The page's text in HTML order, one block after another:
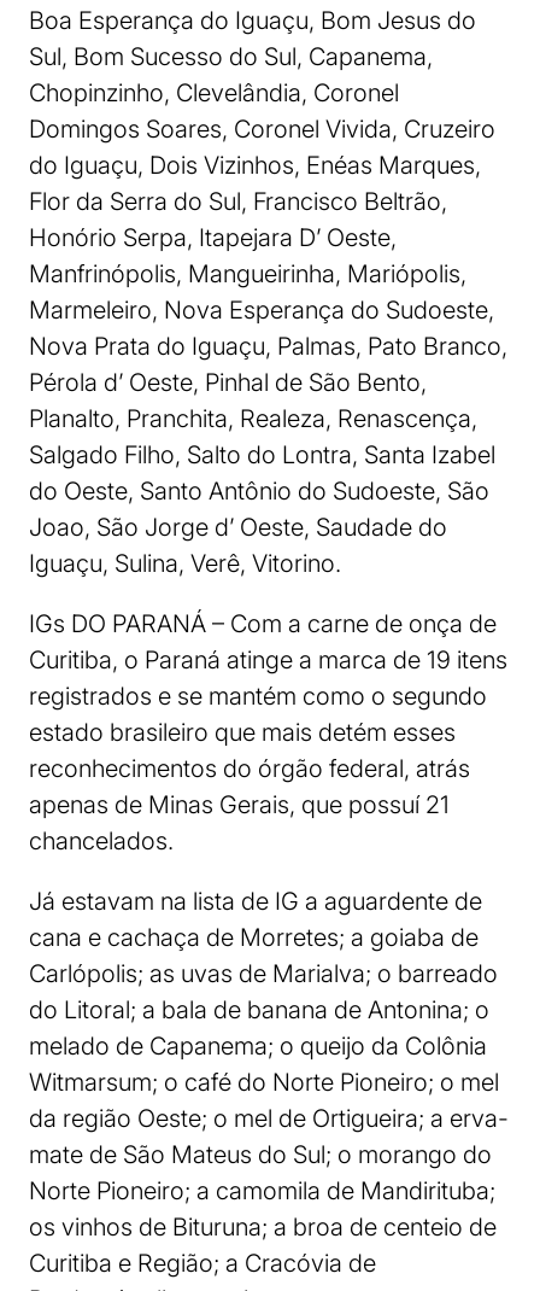
Boa Esperança do Iguaçu, Bom Jesus do
Sul, Bom Sucesso do Sul, Capanema,
Chopinzinho, Clevelândia, Coronel
Domingos Soares, Coronel Vivida, Cruzeiro
do Iguaçu, Dois Vizinhos, Enéas Marques,
Flor da Serra do Sul, Francisco Beltrão,
Honório Serpa, Itapejara D’ Oeste,
Manfrinópolis, Mangueirinha, Mariópolis,
Marmeleiro, Nova Esperança do Sudoeste,
Nova Prata do Iguaçu, Palmas, Pato Branco,
Pérola d’ Oeste, Pinhal de São Bento,
Planalto, Pranchita, Realeza, Renascença,
Salgado Filho, Salto do Lontra, Santa Izabel
do Oeste, Santo Antônio do Sudoeste, São
Joao, São Jorge d’ Oeste, Saudade do
Iguaçu, Sulina, Verê, Vitorino.
IGs DO PARANÁ – Com a carne de onça de
Curitiba, o Paraná atinge a marca de 19 itens
registrados e se mantém como o segundo
estado brasileiro que mais detém esses
reconhecimentos do órgão federal, atrás
apenas de Minas Gerais, que possuí 21
chancelados.
Já estavam na lista de IG a aguardente de
cana e cachaça de Morretes; a goiaba de
Carlópolis; as uvas de Marialva; o barreado
do Litoral; a bala de banana de Antonina; o
melado de Capanema; o queijo da Colônia
Witmarsum; o café do Norte Pioneiro; o mel
da região Oeste; o mel de Ortigueira; a erva-
mate de São Mateus do Sul; o morango do
Norte Pioneiro; a camomila de Mandirituba;
os vinhos de Bituruna; a broa de centeio de
Curitiba e Região; a Cracóvia de